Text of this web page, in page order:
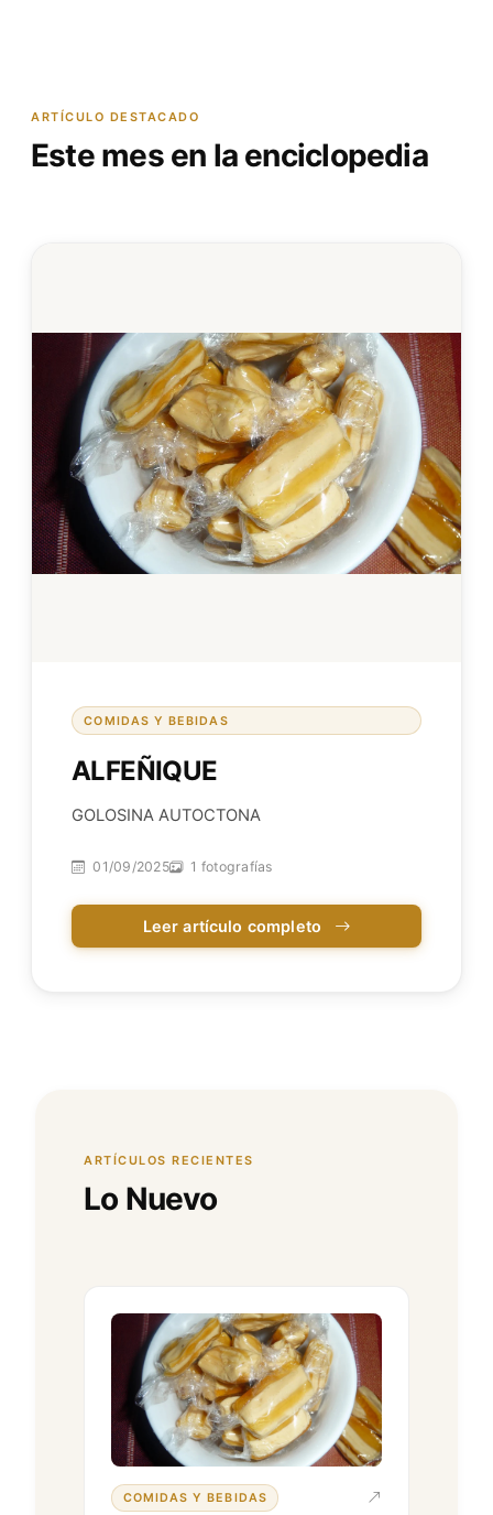
ARTÍCULO DESTACADO
Este mes en la enciclopedia
COMIDAS Y BEBIDAS
ALFEÑIQUE
GOLOSINA AUTOCTONA
01/09/2025 1 fotografías
Leer artículo completo
ARTÍCULOS RECIENTES
Lo Nuevo
COMIDAS Y BEBIDAS